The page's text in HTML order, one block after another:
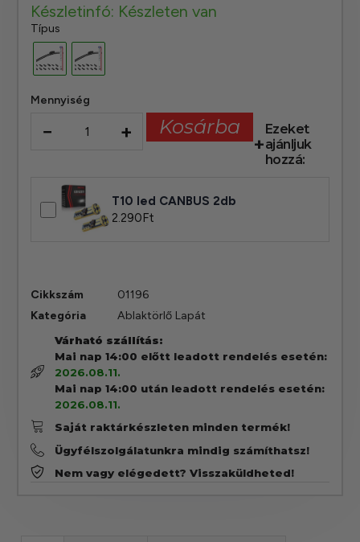
Készletinfó: Készleten van
Típus
Mennyiség
− + Kosárba
Ezeket
ajánljuk
hozzá:
T10 led CANBUS 2db
2.290Ft
Cikkszám
01196
Kategória
Ablaktörlő Lapát
Várható szállítás:
Mai nap 14:00 előtt leadott rendelés esetén:
2026.08.11.
Mai nap 14:00 után leadott rendelés esetén:
2026.08.11.
Saját raktárkészleten minden termék!
Ügyfélszolgálatunkra mindig számíthatsz!
Nem vagy elégedett? Visszaküldheted!